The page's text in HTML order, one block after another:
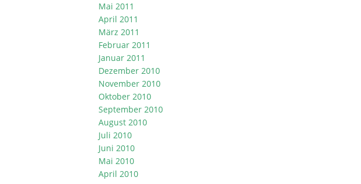
Mai 2011
April 2011
März 2011
Februar 2011
Januar 2011
Dezember 2010
November 2010
Oktober 2010
September 2010
August 2010
Juli 2010
Juni 2010
Mai 2010
April 2010